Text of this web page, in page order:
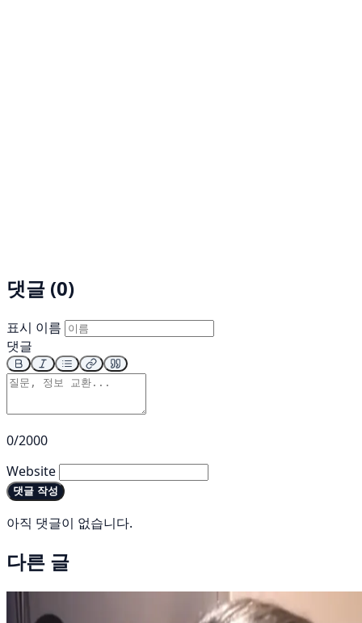
댓글 (0)
표시 이름
댓글
0/2000
Website
댓글 작성
아직 댓글이 없습니다.
다른 글